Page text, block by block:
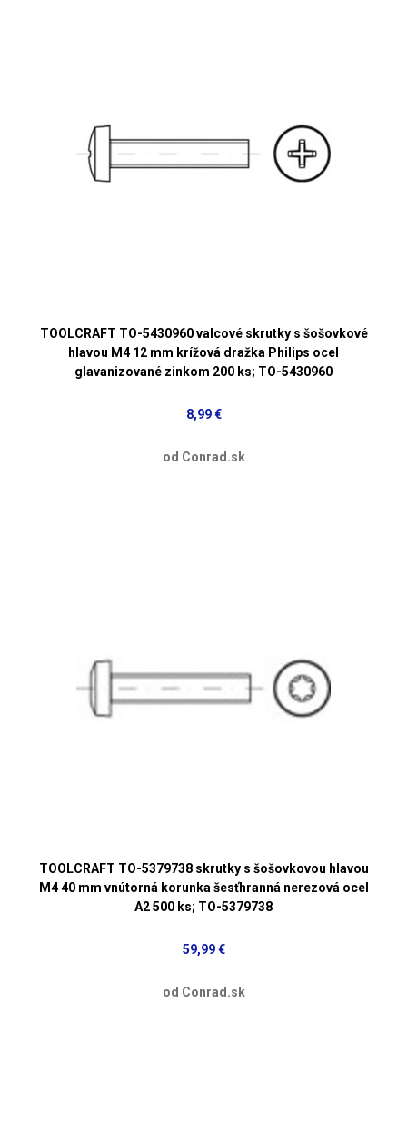
TOOLCRAFT TO-5430960 valcové skrutky s šošovkové
hlavou M4 12 mm krížová dražka Philips ocel
glavanizované zinkom 200 ks; TO-5430960
8,99 €
od Conrad.sk
TOOLCRAFT TO-5379738 skrutky s šošovkovou hlavou
M4 40 mm vnútorná korunka šesťhranná nerezová ocel
A2 500 ks; TO-5379738
59,99 €
od Conrad.sk